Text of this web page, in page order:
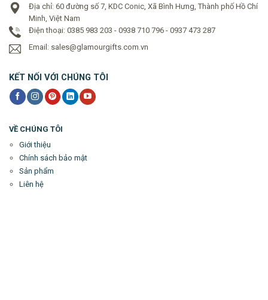
Địa chỉ: 60 đường số 7, KDC Conic, Xã Bình Hưng, Thành phố Hồ Chí
Minh, Việt Nam
Điện thoại: 0385 983 203 - 0938 710 796 - 0937 473 287
Email: sales@glamourgifts.com.vn
KẾT NỐI VỚI CHÚNG TÔI
VỀ CHÚNG TÔI
Giới thiệu
Chính sách bảo mật
Sản phẩm
Liên hệ